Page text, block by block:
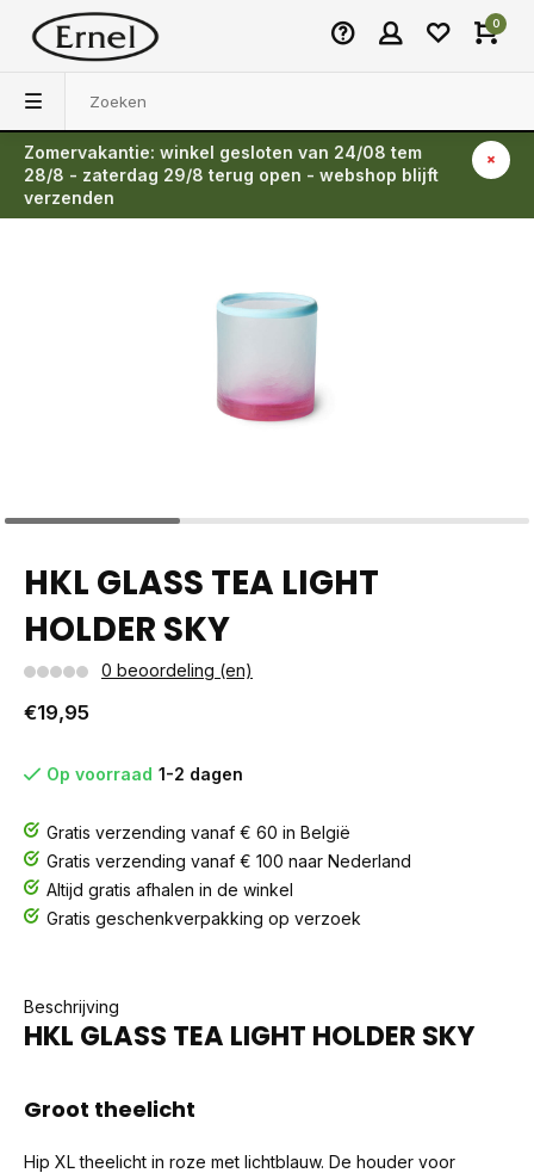
0
Zomervakantie: winkel gesloten van 24/08 tem
28/8 - zaterdag 29/8 terug open - webshop blijft
verzenden
Terug
HKL GLASS TEA LIGHT
HOLDER SKY
0 beoordeling (en)
€19,95
Op voorraad 1-2 dagen
Gratis verzending vanaf € 60 in België
Gratis verzending vanaf € 100 naar Nederland
Altijd gratis afhalen in de winkel
Gratis geschenkverpakking op verzoek
Beschrijving
HKL GLASS TEA LIGHT HOLDER SKY
Groot theelicht
Hip XL theelicht in roze met lichtblauw. De houder voor